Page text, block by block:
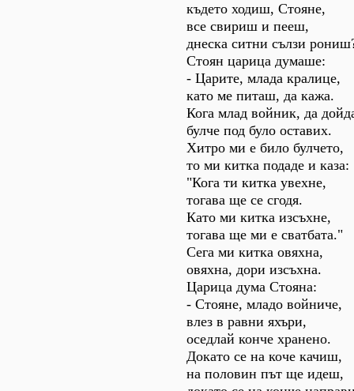
където ходиш, Стояне,
все свириш и пееш,
днеска ситни сълзи
Стоян царица думаше:
- Царите, млада кралице,
като ме питаш, да кажа.
Кога млад войник, да
булче под було оставих.
Хитро ми е било булчето,
то ми китка подаде и каза:
"Кога ти китка увехне,
тогава ще се сгодя.
Като ми китка изсъхне,
тогава ще ми е сватбата."
Сега ми китка овяхна,
овяхна, дори изсъхна.
Царица дума Стояна:
- Стояне, младо войниче,
влез в равни яхъри,
оседлай конче хранено.
Докато се на коче качиш,
на половин път ще идеш,